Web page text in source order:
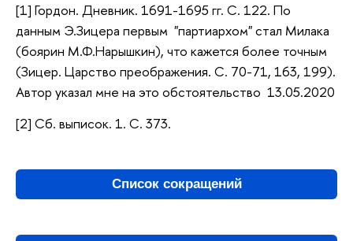
[1] Гордон. Дневник. 1691-1695 гг. С. 122. По
данным Э.Зицера первым "партиархом" стал Милака
(боярин М.Ф.Нарышкин), что кажется более точным
(Зицер. Царство преображения. С. 70-71, 163, 199).
Автор указал мне на это обстоятельство 13.05.2020
[2] Сб. выписок. 1. С. 373.
Список сокращений